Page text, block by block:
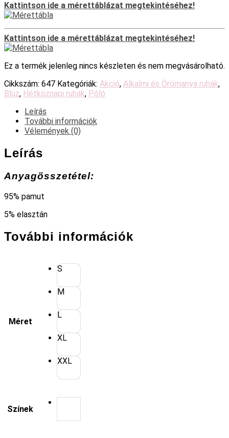
Kattintson ide a mérettáblázat megtekintéséhez!
Kattintson ide a mérettáblázat megtekintéséhez!
Ez a termék jelenleg nincs készleten és nem megvásárolható.
Cikkszám: 647 Kategóriák: Akció, Alkalmi és Örömanya ruhák,
Blúz, Hétköznapi ruhák, Póló
Leírás
További információk
Vélemények (0)
Leírás
Anyagösszetétel:
95% pamut
5% elasztán
További információk
Méret
S
M
L
XL
XXL
Színek